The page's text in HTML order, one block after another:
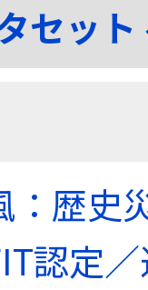
セッ
：歴史
認定